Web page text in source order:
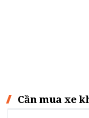
Cần mua xe